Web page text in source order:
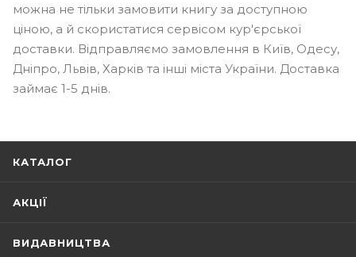
можна не тільки замовити книгу за доступною
ціною, а й скористатися сервісом кур'єрської
доставки. Відправляємо замовлення в Київ, Одесу,
Дніпро, Львів, Харків та інші міста України. Доставка
займає 1-5 днів.
КАТАЛОГ
АКЦІЇ
ВИДАВНИЦТВА